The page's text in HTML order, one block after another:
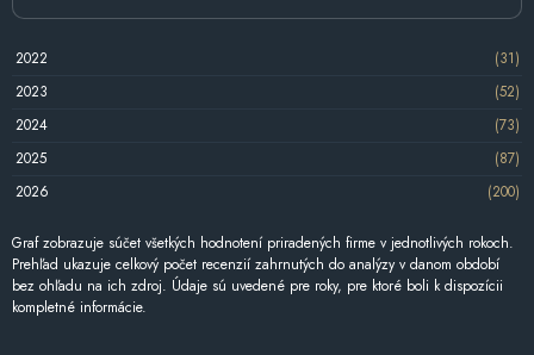
2022
(31)
2023
(52)
2024
(73)
2025
(87)
2026
(200)
Graf zobrazuje súčet všetkých hodnotení priradených firme v jednotlivých rokoch.
Prehľad ukazuje celkový počet recenzií zahrnutých do analýzy v danom období
bez ohľadu na ich zdroj. Údaje sú uvedené pre roky, pre ktoré boli k dispozícii
kompletné informácie.